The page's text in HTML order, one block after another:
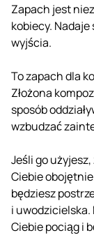
Zapach jest
kobiecy.
wyjścia.
To zapach dla
Złożona
sposób
wzbudzać
Jeśli go
Ciebie
będziesz
i
Ciebie pociąg i